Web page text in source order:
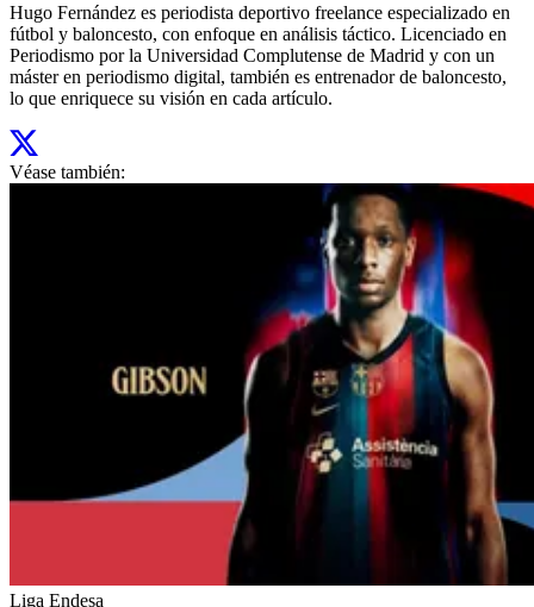
Hugo Fernández es periodista deportivo freelance especializado en
fútbol y baloncesto, con enfoque en análisis táctico. Licenciado en
Periodismo por la Universidad Complutense de Madrid y con un
máster en periodismo digital, también es entrenador de baloncesto,
lo que enriquece su visión en cada artículo.
Véase también:
Liga Endesa